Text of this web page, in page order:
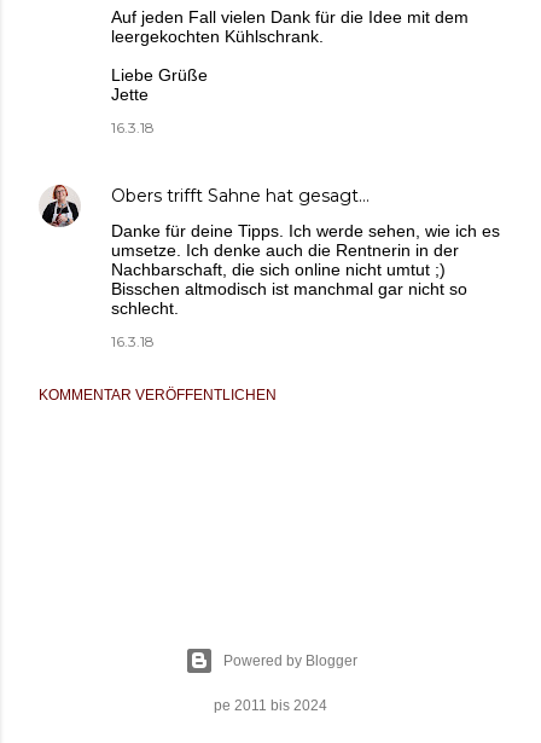
Auf jeden Fall vielen Dank für die Idee mit dem
leergekochten Kühlschrank.
Liebe Grüße
Jette
16.3.18
Obers trifft Sahne hat gesagt…
Danke für deine Tipps. Ich werde sehen, wie ich es
umsetze. Ich denke auch die Rentnerin in der
Nachbarschaft, die sich online nicht umtut ;)
Bisschen altmodisch ist manchmal gar nicht so
schlecht.
16.3.18
KOMMENTAR VERÖFFENTLICHEN
Powered by Blogger
pe 2011 bis 2024